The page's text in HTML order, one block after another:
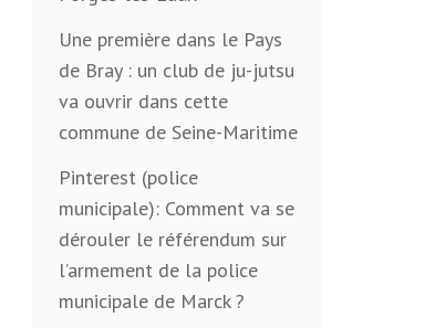
Une première dans le Pays
de Bray : un club de ju-jutsu
va ouvrir dans cette
commune de Seine-Maritime
Pinterest (police
municipale): Comment va se
dérouler le référendum sur
l’armement de la police
municipale de Marck ?